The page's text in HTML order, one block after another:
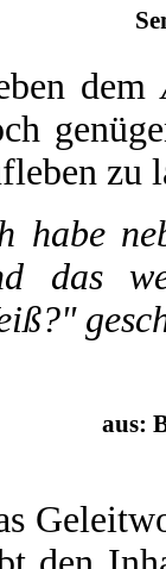
dem
zu
habe
das
aus: